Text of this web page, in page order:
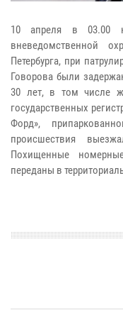
10 апреля в 03.00
вневедомственной
Петербурга, при
Говорова были
30 лет, в том числе
государственных
Форд»,
происшествия
Похищенные
переданы в